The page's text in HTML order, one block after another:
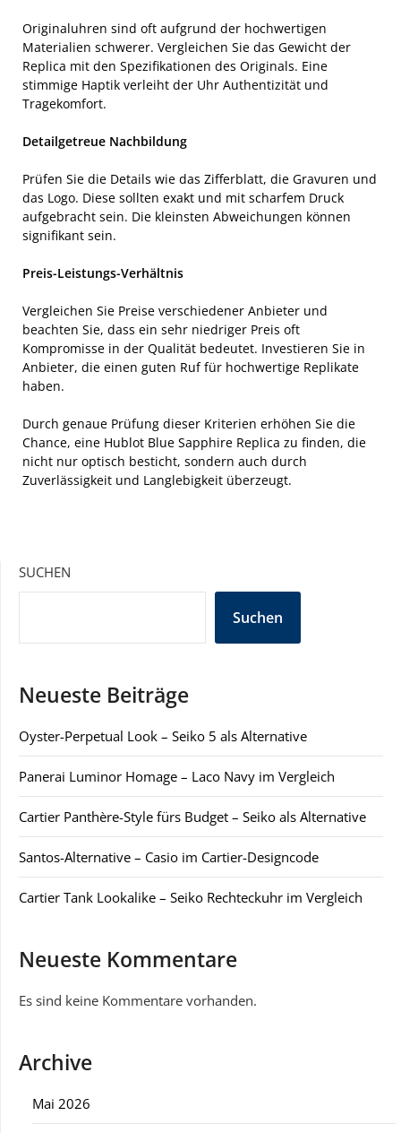
Originaluhren sind oft aufgrund der hochwertigen
Materialien schwerer. Vergleichen Sie das Gewicht der
Replica mit den Spezifikationen des Originals. Eine
stimmige Haptik verleiht der Uhr Authentizität und
Tragekomfort.
Detailgetreue Nachbildung
Prüfen Sie die Details wie das Zifferblatt, die Gravuren und
das Logo. Diese sollten exakt und mit scharfem Druck
aufgebracht sein. Die kleinsten Abweichungen können
signifikant sein.
Preis-Leistungs-Verhältnis
Vergleichen Sie Preise verschiedener Anbieter und
beachten Sie, dass ein sehr niedriger Preis oft
Kompromisse in der Qualität bedeutet. Investieren Sie in
Anbieter, die einen guten Ruf für hochwertige Replikate
haben.
Durch genaue Prüfung dieser Kriterien erhöhen Sie die
Chance, eine Hublot Blue Sapphire Replica zu finden, die
nicht nur optisch besticht, sondern auch durch
Zuverlässigkeit und Langlebigkeit überzeugt.
SUCHEN
Suchen
Neueste Beiträge
Oyster-Perpetual Look – Seiko 5 als Alternative
Panerai Luminor Homage – Laco Navy im Vergleich
Cartier Panthère-Style fürs Budget – Seiko als Alternative
Santos-Alternative – Casio im Cartier-Designcode
Cartier Tank Lookalike – Seiko Rechteckuhr im Vergleich
Neueste Kommentare
Es sind keine Kommentare vorhanden.
Archive
Mai 2026